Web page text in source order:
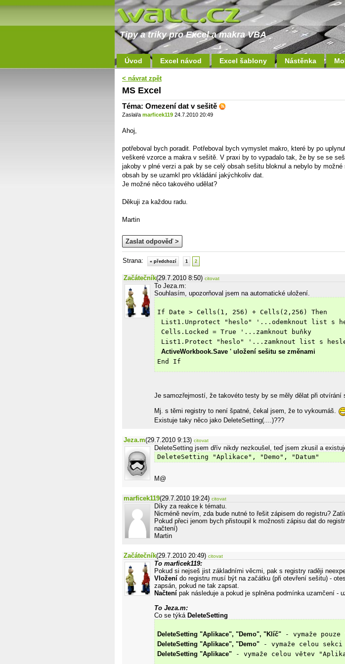
Tipy a triky pro Excel a makra VBA
Úvod Excel návod Excel šablony Nástěnka
< návrat zpět
MS Excel
Téma: Omezení dat v sešitě
Zaslal/a marficek119 24.7.2010 20:49
Ahoj,
potřeboval bych poradit. Potřeboval bych vymyslet makro, které by po
veškeré vzorce a makra v sešitě. V praxi by to vypadalo tak, že by se se
jakoby v plné verzi a pak by se celý obsah sešitu bloknul a nebylo by
obsah by se uzamkl pro vkládání jakýchkoliv dat.
Je možné něco takového udělat?
Děkuji za každou radu.
Martin
Zaslat odpověď >
Strana: « předchozí 1 2
Začátečník(29.7.2010 8:50) citovat
To Jeza.m:
Souhlasím, upozorňoval jsem na automatické uložení.
If Date > Cells(1, 256) + Cells(2,256) Then
List1.Unprotect "heslo" '...odemknout list s
Cells.Locked = True '...zamknout buňky
List1.Protect "heslo" '...zamknout list s
ActiveWorkbook.Save ' uložení sešitu se změnami
End If
Je samozřejmostí, že takovéto testy by se měly dělat při otvírání
Mj. s těmi registry to není špatné, čekal jsem, že to vykoumáš.
Existuje taky něco jako DeleteSetting(....)???
Jeza.m(29.7.2010 9:13) citovat
DeleteSetting jsem dřív nikdy nezkoušel, teď jsem zkusil a
DeleteSetting "Aplikace", "Demo", "Datum"
M@
marficek119(29.7.2010 19:24) citovat
Díky za reakce k tématu.
Nicméně nevím, zda bude nutné to řešit zápisem do registru?
Pokud přeci jenom bych přistoupil k možnosti zápisu dat do
načtení)
Martin
Začátečník(29.7.2010 20:49) citovat
To marficek119:
Pokud si nejseš jist základními věcmi, pak s registry raději
Vložení do registru musí být na začátku (při otevření sešitu) -
zapsán, pokud ne tak zapsat.
Načtení pak následuje a pokud je splněna podmínka uzamčení -
To Jeza.m:
Co se týká DeleteSetting
DeleteSetting "Aplikace", "Demo", "Klíč" - vymaže
DeleteSetting "Aplikace", "Demo" - vymaže celou sekci
DeleteSetting "Aplikace" - vymaže celou větev